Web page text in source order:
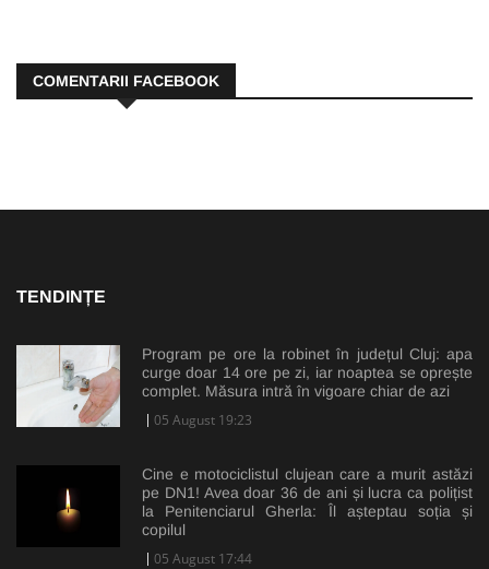
COMENTARII FACEBOOK
TENDINȚE
Program pe ore la robinet în județul Cluj: apa
curge doar 14 ore pe zi, iar noaptea se oprește
complet. Măsura intră în vigoare chiar de azi
05 August 19:23
Cine e motociclistul clujean care a murit astăzi
pe DN1! Avea doar 36 de ani și lucra ca polițist
la Penitenciarul Gherla: Îl așteptau soția și
copilul
05 August 17:44